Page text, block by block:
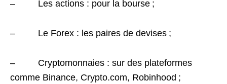
– Les actions : pour la bourse ;
– Le Forex : les paires de devises ;
– Cryptomonnaies : sur des plateformes
comme Binance, Crypto.com, Robinhood ;